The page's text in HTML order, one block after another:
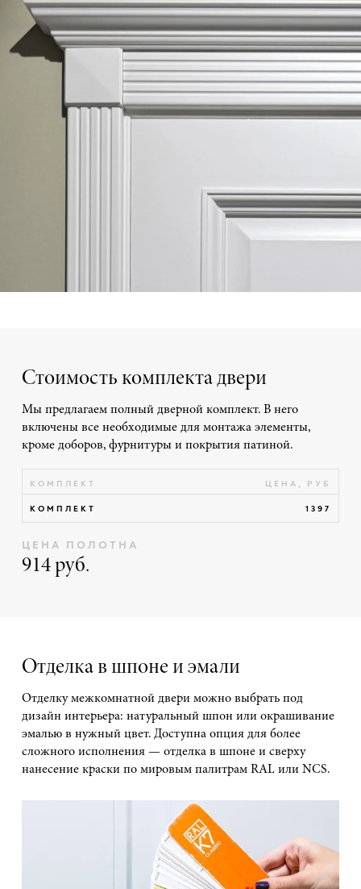
Стоимость комплекта двери
Мы предлагаем полный дверной комплект. В него
включены все необходимые для монтажа элементы,
кроме доборов, фурнитуры и покрытия патиной.
КОМПЛЕКТ ЦЕНА, РУБ
КОМПЛЕКТ 1397
ЦЕНА ПОЛОТНА
914 руб.
Отделка в шпоне и эмали
Отделку межкомнатной двери можно выбрать под
дизайн интерьера: натуральный шпон или окрашивание
эмалью в нужный цвет. Доступна опция для более
сложного исполнения — отделка в шпоне и сверху
нанесение краски по мировым палитрам RAL или NCS.